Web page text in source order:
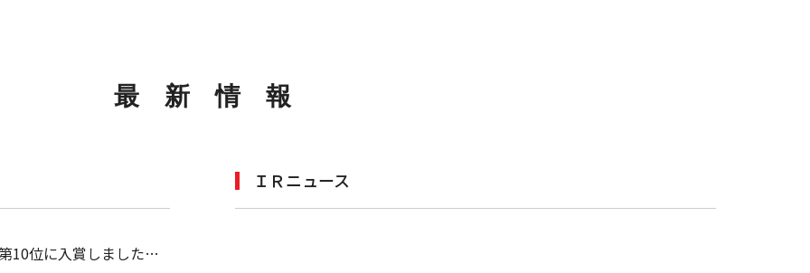
最新情 報
2024年版「働きがいのある会社」ランキングで第10位に入賞しました。 8年連続でランクイン！
ＩＲニュース